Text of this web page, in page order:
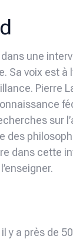
une
Sa voix est à
Pierre
sur
des
dans cette
y a près de